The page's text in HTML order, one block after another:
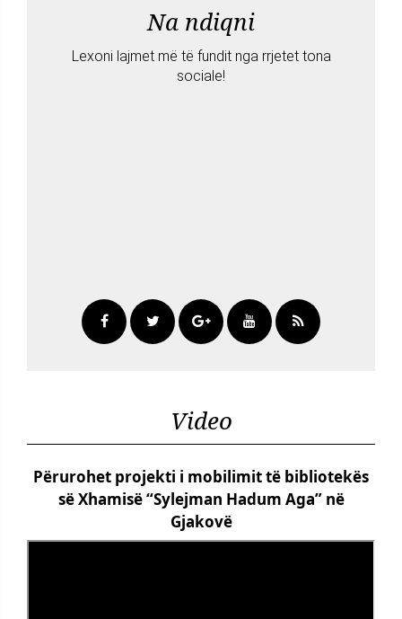
Na ndiqni
Lexoni lajmet më të fundit nga rrjetet tona
sociale!
Video
Përurohet projekti i mobilimit të bibliotekës
së Xhamisë “Sylejman Hadum Aga” në
Gjakovë